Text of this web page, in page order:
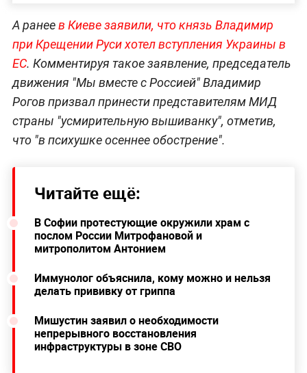
А ранеев Киеве заявили, что князь Владимир
при Крещении Руси хотел вступления Украины в
ЕС. Комментируя такое заявление, председатель
движения "Мы вместе с Россией" Владимир
Рогов призвал принести представителям МИД
страны "усмирительную вышиванку", отметив,
что "в психушке осеннее обострение".
Читайте ещё:
В Софии протестующие окружили храм с
послом России Митрофановой и
митрополитом Антонием
Иммунолог объяснила, кому можно и нельзя
делать прививку от гриппа
Мишустин заявил о необходимости
непрерывного восстановления
инфраструктуры в зоне СВО